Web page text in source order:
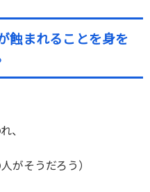
蝕まれることを身を
、
がそうだろう）